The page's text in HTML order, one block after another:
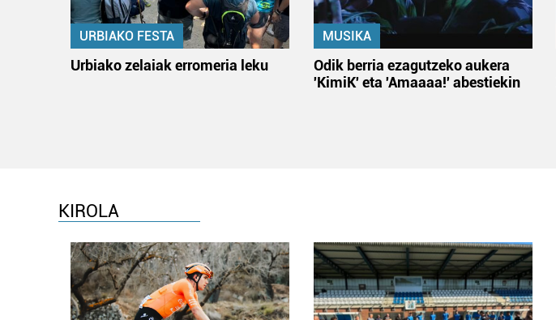
URBIAKO FESTA
Urbiako zelaiak erromeria leku
MUSIKA
Odik berria ezagutzeko aukera
'KimiK' eta 'Amaaaa!' abestiekin
KIROLA